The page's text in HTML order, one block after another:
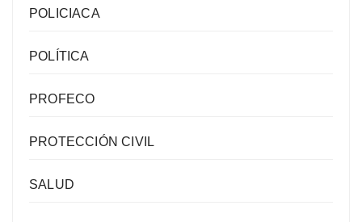
POLICIACA
POLÍTICA
PROFECO
PROTECCIÓN CIVIL
SALUD